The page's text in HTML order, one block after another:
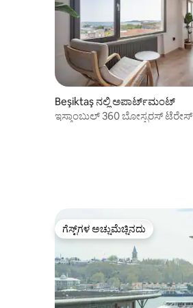
Beşiktaş ನಲ್ಲಿ ಅಪಾರ್ಟ್‌ಮಂಟ್
ಇಸ್ತಾಂಬುಲ್ 360 ಬೋಸ್ಫರಸ್ ಟೆರೇಸ್
ಗೆಸ್ಟ್‌ಗಳ ಅಚ್ಚುಮೆಚ್ಚಿನದು
ಗೆಸ್ಟ್‌ಗಳ ಅಚ್ಚುಮೆಚ್ಚಿನದು